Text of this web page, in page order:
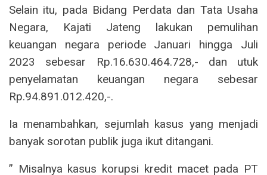
Selain itu, pada Bidang Perdata dan Tata Usaha
Negara, Kajati Jateng lakukan pemulihan
keuangan negara periode Januari hingga Juli
2023 sebesar Rp.16.630.464.728,- dan utuk
penyelamatan keuangan negara sebesar
Rp.94.891.012.420,-.
Ia menambahkan, sejumlah kasus yang menjadi
banyak sorotan publik juga ikut ditangani.
” Misalnya kasus korupsi kredit macet pada PT